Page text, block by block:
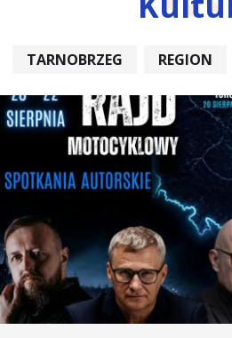
TARNOBRZEG REGION